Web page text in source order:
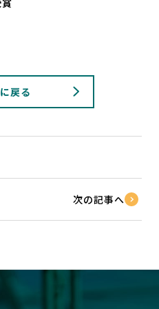
戻る
次の記事へ